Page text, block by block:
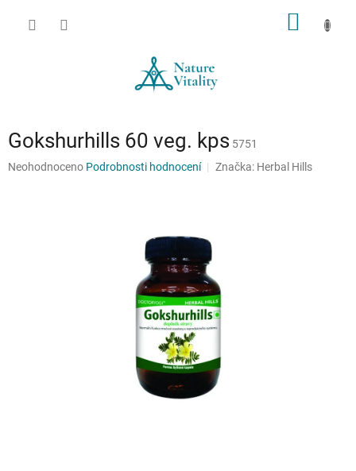
Gokshurhills 60 veg. kps 5751
Průměrné
Neohodnoceno Podrobnosti hodnocení Značka: Herbal Hills